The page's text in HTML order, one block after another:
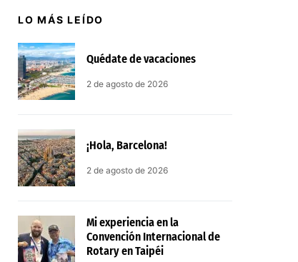
LO MÁS LEÍDO
Quédate de vacaciones
2 de agosto de 2026
¡Hola, Barcelona!
2 de agosto de 2026
Mi experiencia en la
Convención Internacional de
Rotary en Taipéi